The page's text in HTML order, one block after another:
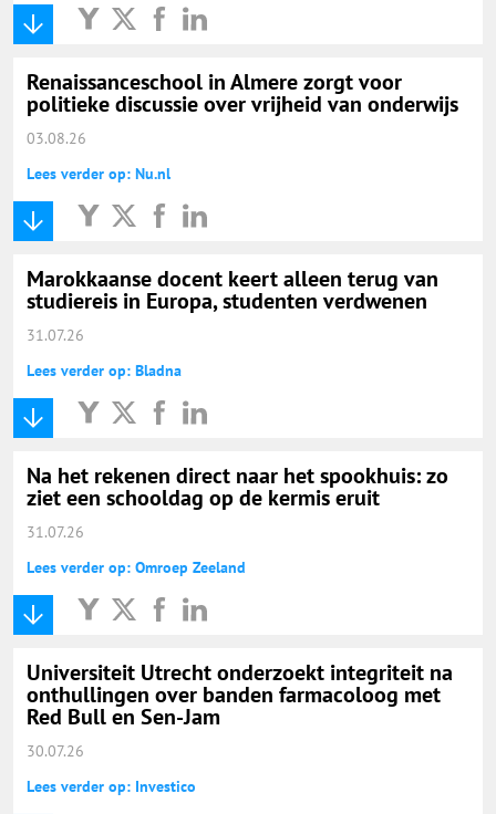
Renaissanceschool in Almere zorgt voor
politieke discussie over vrijheid van onderwijs
03.08.26
Lees verder op: Nu.nl
Marokkaanse docent keert alleen terug van
studiereis in Europa, studenten verdwenen
31.07.26
Lees verder op: Bladna
Na het rekenen direct naar het spookhuis: zo
ziet een schooldag op de kermis eruit
31.07.26
Lees verder op: Omroep Zeeland
Universiteit Utrecht onderzoekt integriteit na
onthullingen over banden farmacoloog met
Red Bull en Sen-Jam
30.07.26
Lees verder op: Investico